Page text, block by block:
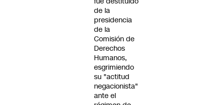
de la
presidencia
de la
Comisión de
Derechos
Humanos,
esgrimiendo
su "actitud
negacionista"
ante el